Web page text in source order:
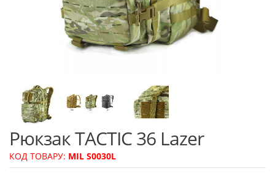
Рюкзак TACTIC 36 Lazer
КОД ТОВАРУ: MIL S0030L